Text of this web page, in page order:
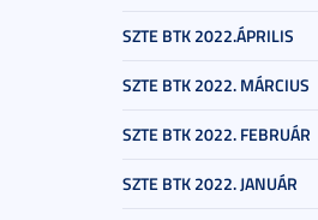
SZTE BTK 2022.ÁPRILIS
SZTE BTK 2022. MÁRCIUS
SZTE BTK 2022. FEBRUÁR
SZTE BTK 2022. JANUÁR